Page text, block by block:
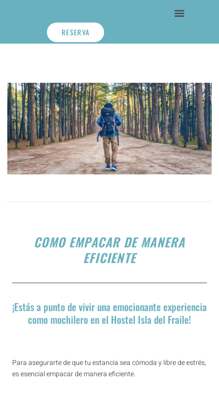
RESERVA
COMO EMPACAR DE MANERA
EFICIENTE
¡Estás a punto de vivir una emocionante experiencia
como mochilero en el Hostel Isla del Fraile!
Para asegurarte de que tu estancia sea cómoda y libre de estrés,
es esencial empacar de manera eficiente.